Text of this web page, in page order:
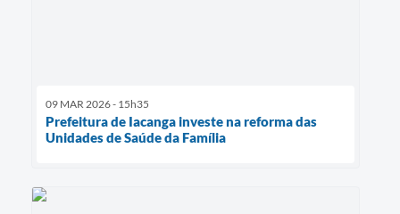
09 MAR 2026 - 15h35
Prefeitura de Iacanga investe na reforma das
Unidades de Saúde da Família